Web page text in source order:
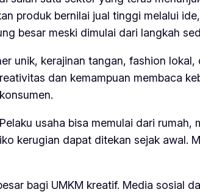
produk bernilai jual tinggi melalui
besar meski dimulai dari langkah
unik, kerajinan tangan, fashion
dan kemampuan membaca
usaha bisa memulai dari
kerugian dapat ditekan sejak awal.
bagi UMKM kreatif. Media sosial